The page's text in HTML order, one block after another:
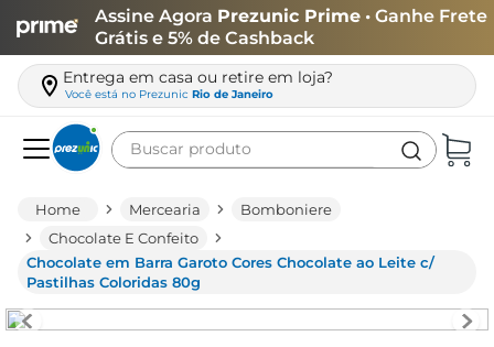
Assine Agora Prezunic Prime • Ganhe Frete
Grátis e 5% de Cashback
Entrega em casa ou retire em loja?
Você está no Prezunic Rio de Janeiro
Buscar produto
Mercearia
Bomboniere
Chocolate E Confeito
Chocolate em Barra Garoto Cores Chocolate ao Leite c/
Pastilhas Coloridas 80g
leite